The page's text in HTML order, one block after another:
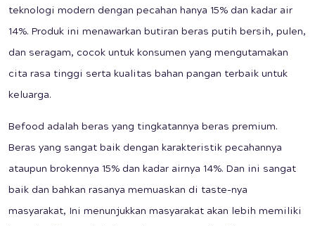
teknologi modern dengan pecahan hanya 15% dan kadar air
14%. Produk ini menawarkan butiran beras putih bersih, pulen,
dan seragam, cocok untuk konsumen yang mengutamakan
cita rasa tinggi serta kualitas bahan pangan terbaik untuk
keluarga.
Befood adalah beras yang tingkatannya beras premium.
Beras yang sangat baik dengan karakteristik pecahannya
ataupun brokennya 15% dan kadar airnya 14%. Dan ini sangat
baik dan bahkan rasanya memuaskan di taste-nya
masyarakat, Ini menunjukkan masyarakat akan lebih memiliki